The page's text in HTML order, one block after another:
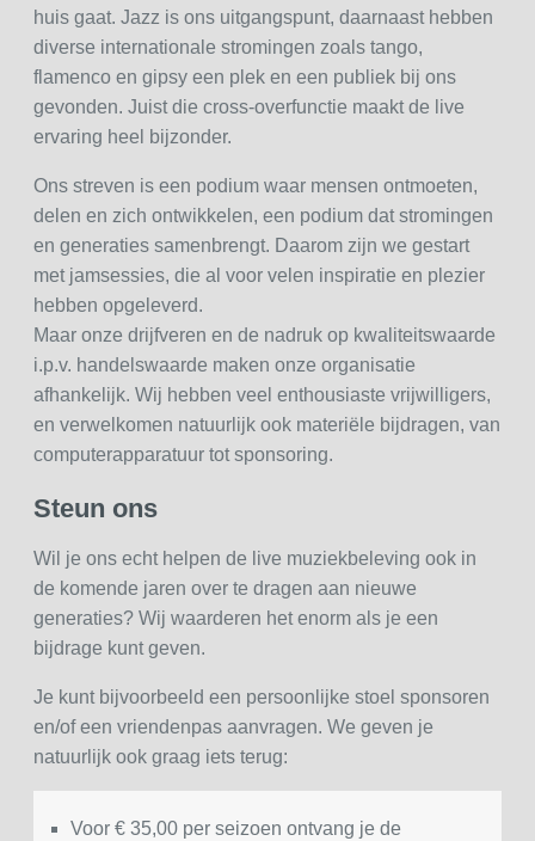
huis gaat. Jazz is ons uitgangspunt, daarnaast hebben
diverse internationale stromingen zoals tango,
flamenco en gipsy een plek en een publiek bij ons
gevonden. Juist die cross-overfunctie maakt de live
ervaring heel bijzonder.
Ons streven is een podium waar mensen ontmoeten,
delen en zich ontwikkelen, een podium dat stromingen
en generaties samenbrengt. Daarom zijn we gestart
met jamsessies, die al voor velen inspiratie en plezier
hebben opgeleverd.
Maar onze drijfveren en de nadruk op kwaliteitswaarde
i.p.v. handelswaarde maken onze organisatie
afhankelijk. Wij hebben veel enthousiaste vrijwilligers,
en verwelkomen natuurlijk ook materiële bijdragen, van
computerapparatuur tot sponsoring.
Steun ons
Wil je ons echt helpen de live muziekbeleving ook in
de komende jaren over te dragen aan nieuwe
generaties? Wij waarderen het enorm als je een
bijdrage kunt geven.
Je kunt bijvoorbeeld een persoonlijke stoel sponsoren
en/of een vriendenpas aanvragen. We geven je
natuurlijk ook graag iets terug:
Voor € 35,00 per seizoen ontvang je de